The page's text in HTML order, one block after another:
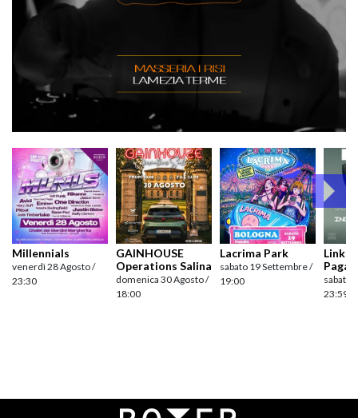
Millennials
venerdì 28 Agosto /
23:30
GAINHOUSE
Operations Salina
domenica 30 Agosto /
18:00
Lacrima Park
sabato 19 Settembre /
19:00
Link
sabato
23:59
Navigazione